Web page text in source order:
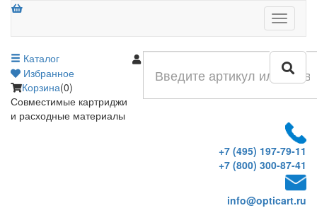
Меню
Каталог
Избранное
Корзина(0)
Совместимые картриджи
и расходные материалы
+7 (495) 197-79-11
+7 (800) 300-87-41
info@opticart.ru